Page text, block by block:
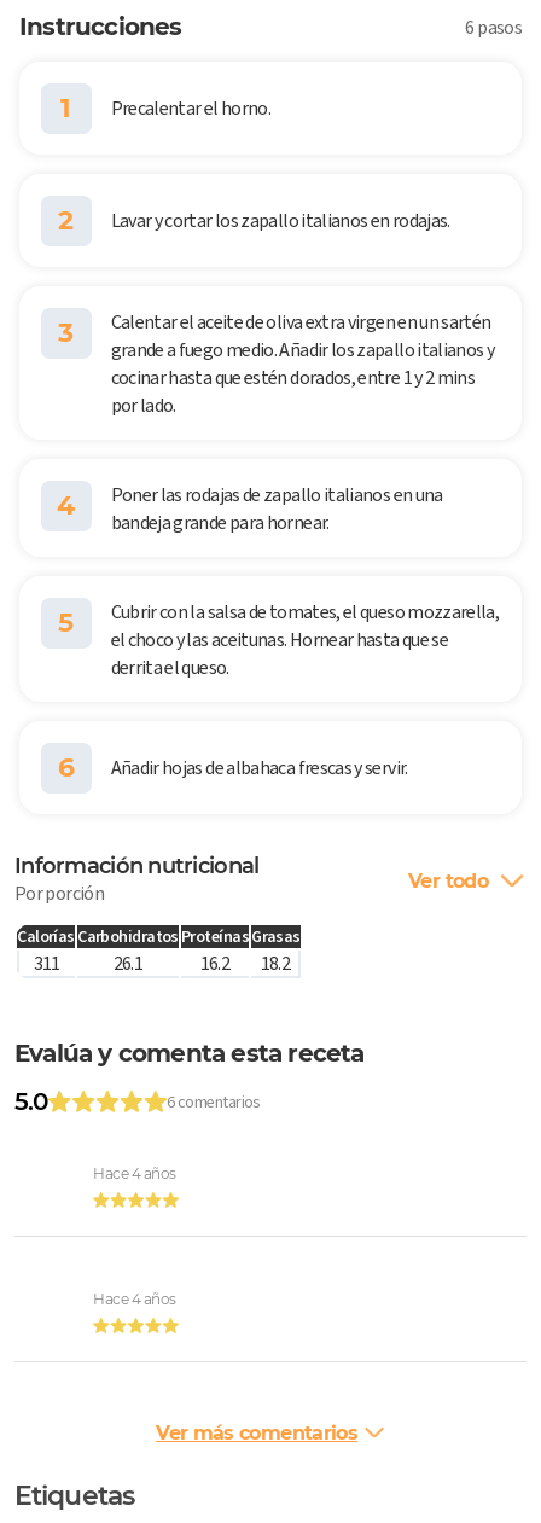
Instrucciones 6 pasos
1 Precalentar el horno.
2 Lavar y cortar los zapallo italianos en rodajas.
3
Calentar el aceite de oliva extra virgen en un sartén
grande a fuego medio. Añadir los zapallo italianos y
cocinar hasta que estén dorados, entre 1 y 2 mins
por lado.
4
Poner las rodajas de zapallo italianos en una
bandeja grande para hornear.
5
Cubrir con la salsa de tomates, el queso mozzarella,
el choco y las aceitunas. Hornear hasta que se
derrita el queso.
6 Añadir hojas de albahaca frescas y servir.
Información nutricional
Por porción Ver todo
Calorías Carbohidratos ProteínasGrasas
311 26.1 16.2 18.2
Evalúa y comenta esta receta
5.0
6 comentarios
Hace 4 años
Hace 4 años
Ver más comentarios
Etiquetas